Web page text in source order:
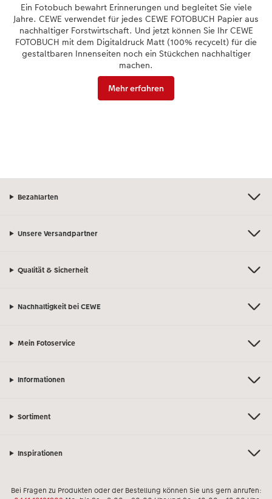
Ein Fotobuch bewahrt Erinnerungen und begleitet Sie viele
Jahre. CEWE verwendet für jedes CEWE FOTOBUCH Papier aus
nachhaltiger Forstwirtschaft. Und jetzt können Sie Ihr CEWE
FOTOBUCH mit dem Digitaldruck Matt (100% recycelt) für die
gestaltbaren Innenseiten noch ein Stückchen nachhaltiger
machen.
Mehr erfahren
Bezahlarten
Unsere Versandpartner
Qualität & Sicherheit
Nachhaltigkeit bei CEWE
Mein Fotoservice
Informationen
Sortiment
Inspirationen
Bei Fragen zu Produkten oder der Bestellung können Sie uns gern anrufen: